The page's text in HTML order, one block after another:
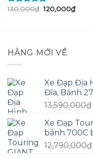
Được xếp
130,000₫ Giá
gốc
120,000₫Giá
hiện
HÀNG MỚI VỀ
Xe Đạp Địa
Đĩa, Bánh
13,590,000₫
Xe Đạp
bánh 700C
12,790,000₫